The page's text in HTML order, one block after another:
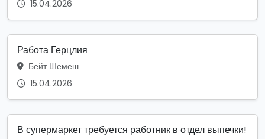
15.04.2026
Работа Герцлия
Бейт Шемеш
15.04.2026
В супермаркет требуется работник в отдел выпечки!